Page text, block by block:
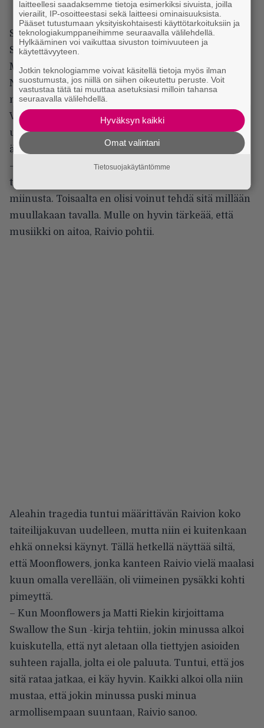
Swallow the Sunin kaksi edellistä albumia When a
Shadow Is Forced into the Light (2019) ja
Moonflowers (2021) sekä Raivion Hallatar-yhtyeen
No Stars Upon the Bridge (2017) syntyivät läheisen
menettämisen synnyttämästä syvästä surusta.
Vaikka säveltämisellä on myös terapeuttinen
ulottuvuus, noiden levyjen tekeminen oli Raiviolle
äärimmäisen raskasta.
– Ehkä tulevaisuudessa pystyn näkemään, oliko
tämän kaiken näin rankaksi tekeminen plussaa vai
miinusta. Toisaalta en olisi voinut tehdä sitä millään
muullakaan tavalla. Mulle on hyvin tärkeää, että
musiikki on aitoa, Raivio pohtii.
Aleahin tragedia tuntui määrittävän Raivion koko
taiteilijakuvan uudelleen, mutta niin ei kuitenkaan
ehkä onneksi käynyt. Tällä hetkellä näyttää siltä,
että Moonflowers, jonka kanteen Raivio vielä maalasi
kuun omalla verellään, oli viimeinen pysäkki kohti
pimeyttä.
– Kun Moonflowers ja Matti Riekin kirjoittama
Swallow the Sun -kirja tehtiin, jokin minussa alkoi
kuiskutella, että nyt aletaan olla tiettyjen asioiden
suhteen rajalla, jolta ei ole paluuta. Tuntui, että jos
sitä rataa jatkaa, ei käy hyvin. Kaikki alkoi olla niin
mustaa, että jokin minussa puski minua
armollisempaan suuntaan, Raivio sanoo.
laitteellesi saadaksemme tietoja esimerkiksi sivuista, joilla
vierailit, IP-osoitteestasi sekä laitteesi ominaisuuksista.
Pääset tutustumaan yksityiskohtaisesti käyttötarkoituksiin ja
teknologiakumppaneihimme seuraavalla välilehdellä.
Hylkääminen voi vaikuttaa sivuston toimivuuteen ja
käytettävyyteen.
Jotkin teknologiamme voivat käsitellä tietoja myös ilman
suostumusta, jos niillä on siihen oikeutettu peruste. Voit
vastustaa tätä tai muuttaa asetuksiasi milloin tahansa
seuraavalla välilehdellä.
Hyväksyn kaikki
Omat valintani
Tietosuojakäytäntömme